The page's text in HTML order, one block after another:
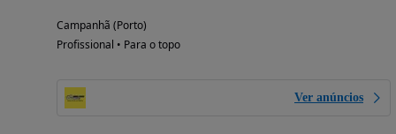
Campanhã (Porto)
Profissional • Para o topo
Ver anúncios